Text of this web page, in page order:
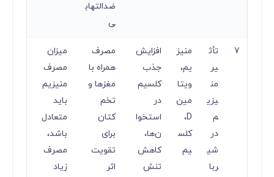
ضدالتهاب
ی
7
تأث
یر
من
یزی
م
در
شی
ربا
منیز
یم،
ویتا
مین
D،
کلس
یم
افزایش
جذب
کلسیم
در
استخوا
ن‌ها،
کاهش
تنش
مصرف
همراه با
مغزها و
تخم
کتان
برای
تقویت
اثر
میزان
مصرف
منیزیم
باید
متعادل
باشد،
مصرف
زیاد